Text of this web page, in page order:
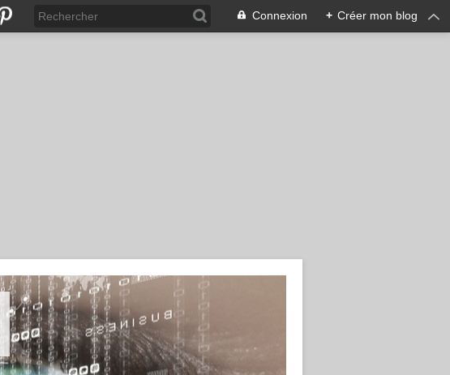
Connexion + Créer mon blog